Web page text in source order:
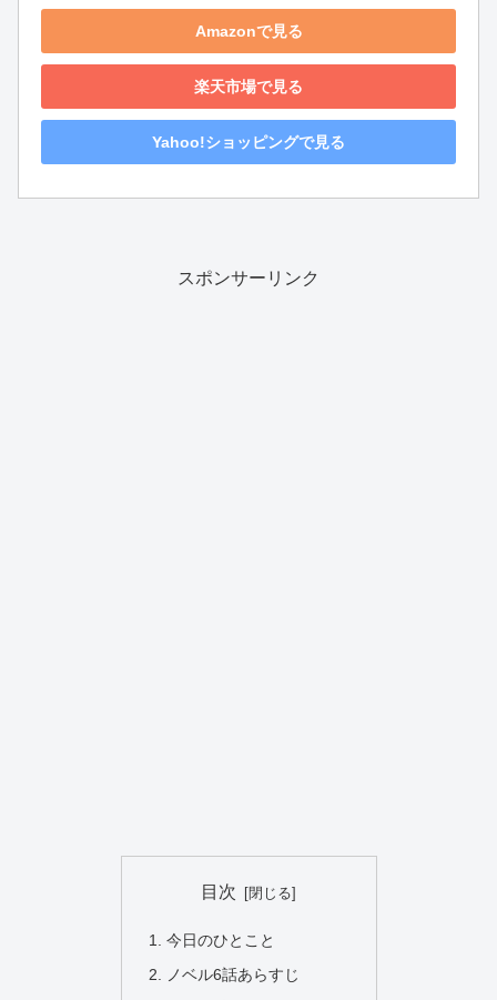
Amazonで見る
楽天市場で見る
Yahoo!ショッピングで見る
スポンサーリンク
目次
今日のひとこと
ノベル6話あらすじ